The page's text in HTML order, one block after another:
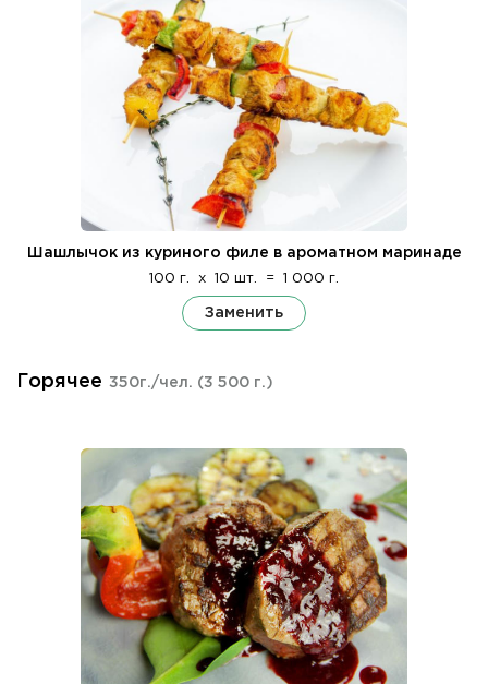
Шашлычок из куриного филе в ароматном маринаде
100 г. x 10 шт. = 1 000 г.
Заменить
Горячее 350г./чел. (3 500 г.)